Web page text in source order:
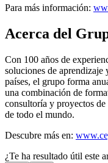
Para más información:
Acerca del
Con 100 años de
soluciones de aprendizaje
países, el grupo forma
una combinación de
consultoría y proyectos
de todo el mundo.
Descubre más en:
¿Te ha resultado útil este